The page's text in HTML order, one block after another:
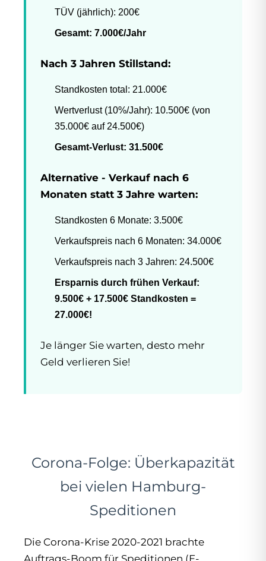
TÜV (jährlich): 200€
Gesamt: 7.000€/Jahr
Nach 3 Jahren Stillstand:
Standkosten total: 21.000€
Wertverlust (10%/Jahr): 10.500€ (von
35.000€ auf 24.500€)
Gesamt-Verlust: 31.500€
Alternative - Verkauf nach 6
Monaten statt 3 Jahre warten:
Standkosten 6 Monate: 3.500€
Verkaufspreis nach 6 Monaten: 34.000€
Verkaufspreis nach 3 Jahren: 24.500€
Ersparnis durch frühen Verkauf:
9.500€ + 17.500€ Standkosten =
27.000€!
Je länger Sie warten, desto mehr
Geld verlieren Sie!
Corona-Folge: Überkapazität
bei vielen Hamburg-
Speditionen
Die Corona-Krise 2020-2021 brachte